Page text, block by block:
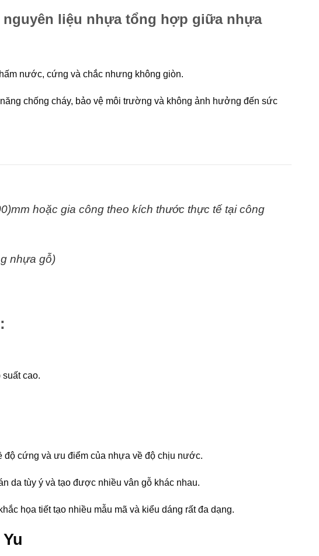
nguyên liệu nhựa tổng hợp giữa nhựa
nước, cứng và chắc nhưng không giòn.
chống cháy, bảo vệ môi trường và không ảnh hưởng đến sức
hoặc gia công theo kích thước thực tế tạicông
nhựa gỗ)
:
cao.
cứng và ưu điểm của nhựa về độ chịu nước.
da tùy ý và tạo được nhiều vân gỗ khác nhau.
họa tiết tạo nhiều mẫu mã và kiểu dáng rất đa dạng.